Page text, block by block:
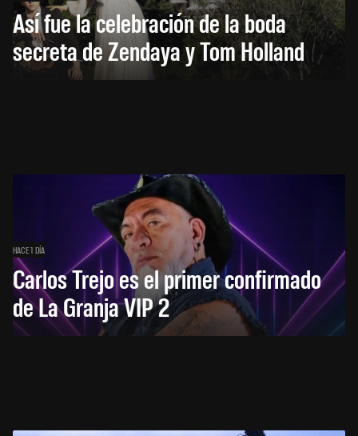
Así fue la celebración de la boda
secreta de Zendaya y Tom Holland
HACE 1 DÍA
Carlos Trejo es el primer confirmado
de La Granja VIP 2